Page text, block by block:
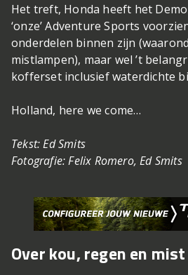
Het treft, Honda heeft het
‘onze’ Adventure Sports
onderdelen binnen zijn
mistlampen), maar wel ’t
kofferset inclusief waterdichte
Holland, here we come…
Tekst: Ed Smits
Fotografie: Felix Romero, Ed Smits
Over kou, regen en mist